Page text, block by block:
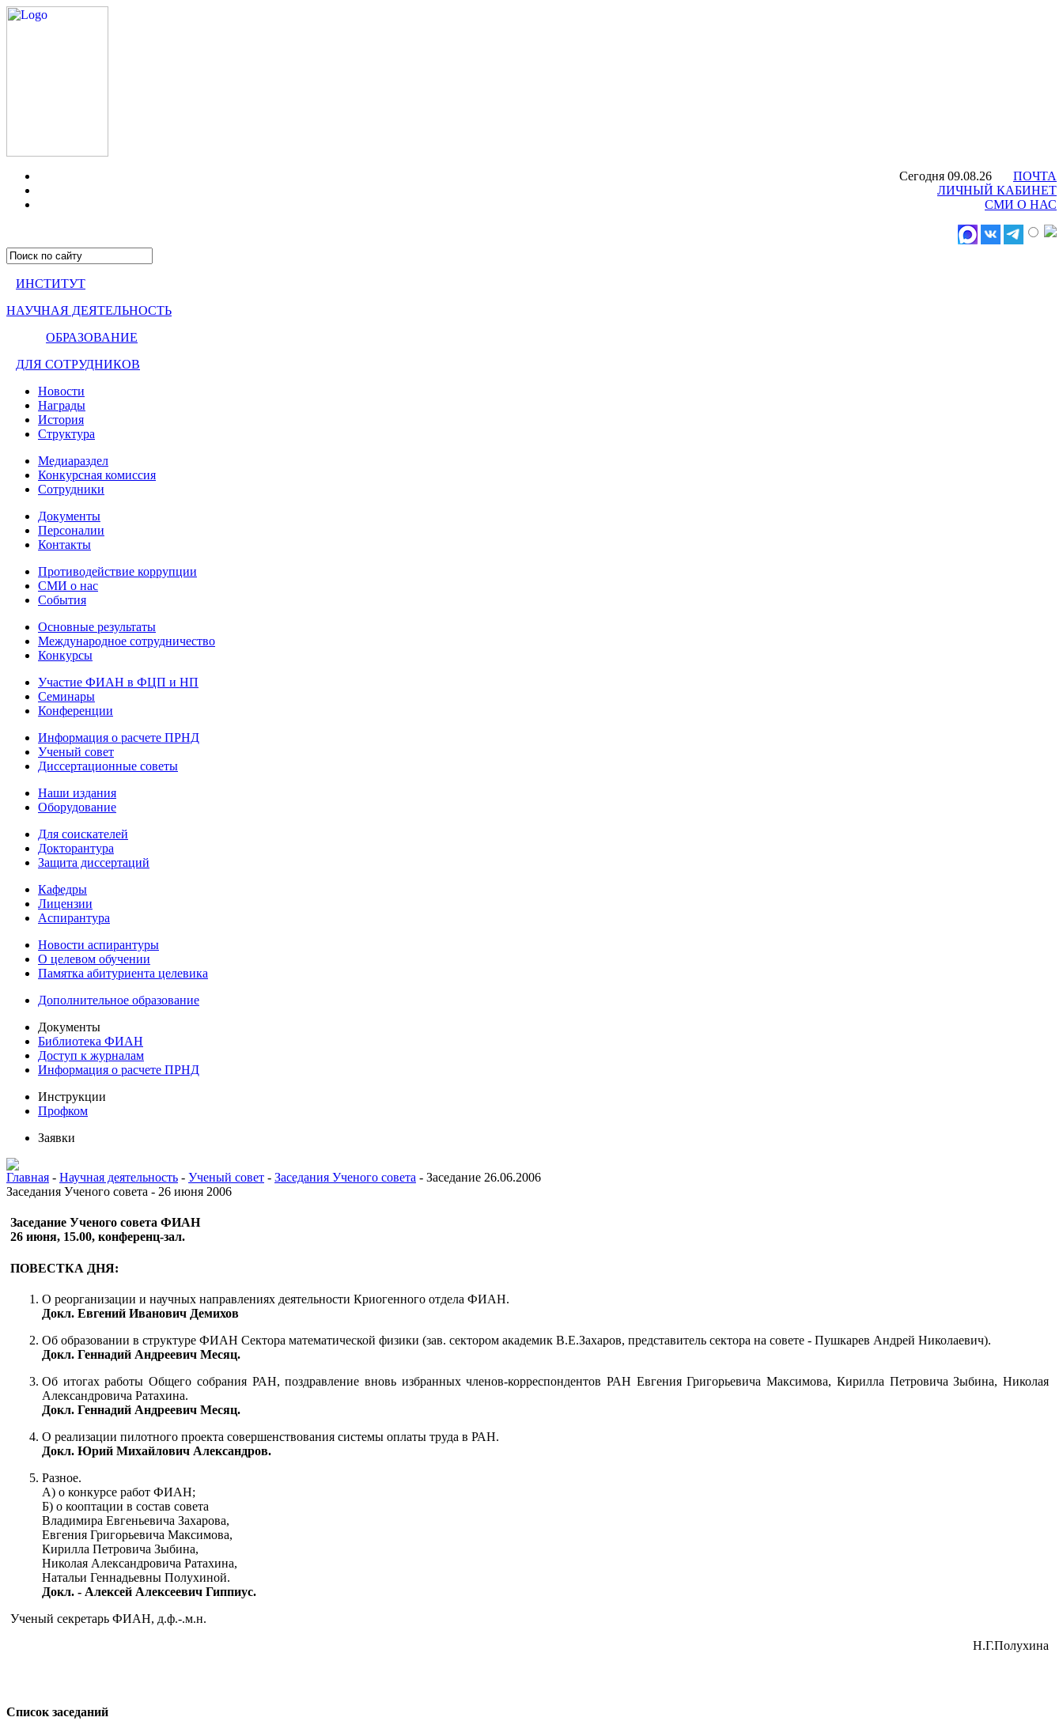
Сегодня 09.08.26
ПОЧТА
ЛИЧНЫЙ КАБИНЕТ
СМИ О НАС
ИНСТИТУТ
НАУЧНАЯ ДЕЯТЕЛЬНОСТЬ
ОБРАЗОВАНИЕ
ДЛЯ СОТРУДНИКОВ
Новости
Награды
История
Структура
Медиараздел
Конкурсная комиссия
Сотрудники
Документы
Персоналии
Контакты
Противодействие коррупции
СМИ о нас
События
Основные результаты
Международное сотрудничество
Конкурсы
Участие ФИАН в ФЦП и НП
Семинары
Конференции
Информация о расчете ПРНД
Ученый совет
Диссертационные советы
Наши издания
Оборудование
Для соискателей
Докторантура
Защита диссертаций
Кафедры
Лицензии
Аспирантура
Новости аспирантуры
О целевом обучении
Памятка абитуриента целевика
Дополнительное образование
Документы
Библиотека ФИАН
Доступ к журналам
Информация о расчете ПРНД
Инструкции
Профком
Заявки
Главная - Научная деятельность - Ученый совет - Заседания Ученого совета - Заседание 26.06.2006
Заседания Ученого совета - 26 июня 2006
Заседание Ученого совета ФИАН
26 июня, 15.00, конференц-зал.
ПОВЕСТКА ДНЯ:
О реорганизации и научных направлениях деятельности Криогенного отдела ФИАН.
Докл. Евгений Иванович Демихов
Об образовании в структуре ФИАН Сектора математической физики (зав. сектором академик В.Е.Захаров, представитель сектора на совете - Пушкарев Андрей Николаевич).
Докл. Геннадий Андреевич Месяц.
Об итогах работы Общего собрания РАН, поздравление вновь избранных членов-корреспондентов РАН Евгения Григорьевича Максимова, Кирилла Петровича Зыбина, Николая
Александровича Ратахина.
Докл. Геннадий Андреевич Месяц.
О реализации пилотного проекта совершенствования системы оплаты труда в РАН.
Докл. Юрий Михайлович Александров.
Разное.
А) о конкурсе работ ФИАН;
Б) о кооптации в состав совета
Владимира Евгеньевича Захарова,
Евгения Григорьевича Максимова,
Кирилла Петровича Зыбина,
Николая Александровича Ратахина,
Натальи Геннадьевны Полухиной.
Докл. - Алексей Алексеевич Гиппиус.
Ученый секретарь ФИАН, д.ф.-.м.н.
Н.Г.Полухина
Список заседаний